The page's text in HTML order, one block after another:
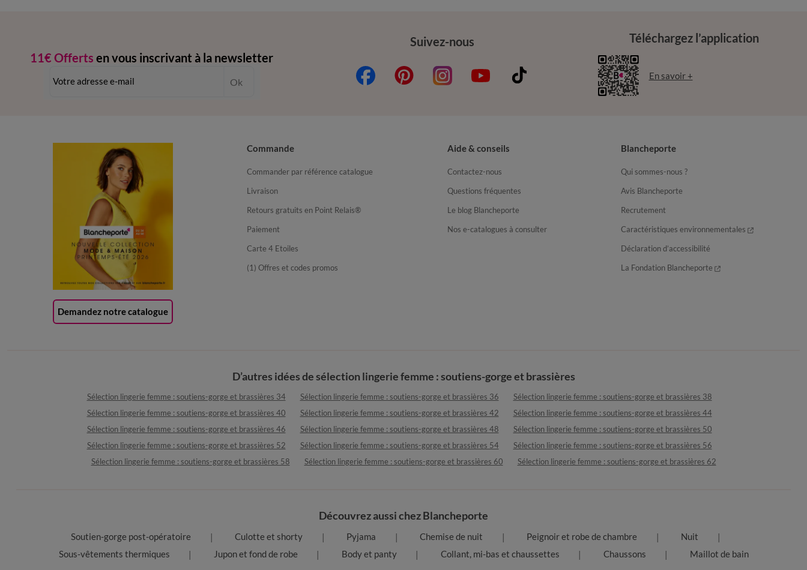
11€ Offerts en vous inscrivant à la newsletter
Ok
Suivez-nous Téléchargez l’application
En savoir +
Demandez notre catalogue
Commande
Commander par référence catalogue
Livraison
Retours gratuits en Point Relais®
Paiement
Carte 4 Etoiles
(1) Offres et codes promos
Aide & conseils
Contactez-nous
Questions fréquentes
Le blog Blancheporte
Nos e-catalogues à consulter
Blancheporte
Qui sommes-nous ?
Avis Blancheporte
Recrutement
Caractéristiques environnementales
Déclaration d’accessibilité
La Fondation Blancheporte
D’autres idées de sélection lingerie femme : soutiens-gorge et brassières
Sélection lingerie femme : soutiens-gorge et brassières 34 Sélection lingerie femme : soutiens-gorge et brassières 36
Sélection lingerie femme : soutiens-gorge et brassières 38
Sélection lingerie femme : soutiens-gorge et brassières 40
Sélection lingerie femme : soutiens-gorge et brassières 42
Sélection lingerie femme : soutiens-gorge et brassières 44
Sélection lingerie femme : soutiens-gorge et brassières 46
Sélection lingerie femme : soutiens-gorge et brassières 48
Sélection lingerie femme : soutiens-gorge et brassières 50
Sélection lingerie femme : soutiens-gorge et brassières 52
Sélection lingerie femme : soutiens-gorge et brassières 54
Sélection lingerie femme : soutiens-gorge et brassières 56
Sélection lingerie femme : soutiens-gorge et brassières 58
Sélection lingerie femme : soutiens-gorge et brassières 60 Sélection lingerie femme : soutiens-gorge et brassières 62
Découvrez aussi chez Blancheporte
Soutien-gorge post-opératoire Culotte et shorty Pyjama Chemise de nuit Peignoir et robe de chambre
Nuit
Sous-vêtements thermiques
Jupon et fond de robe Body et panty Collant, mi-bas et chaussettes Chaussons Maillot de bain